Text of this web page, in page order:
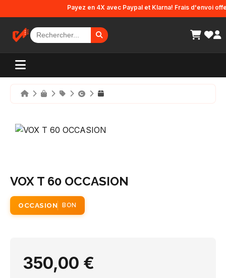
Payez en 4X avec Paypal et Klarna! Frais d'envoi
VOX T 60 OCCASION
OCCASION BON
350,00 €
Panneau de gestion des cookies